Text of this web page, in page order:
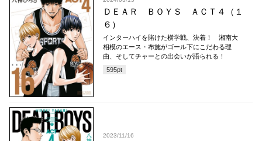
ＤＥＡＲ ＢＯＹＳ ＡＣＴ４（１
６）
インターハイを賭けた横学戦、決着！ 湘南大
相模のエース・布施がゴール下にこだわる理
由、そしてチャーとの出会いが語られる！
595pt
2023/11/16